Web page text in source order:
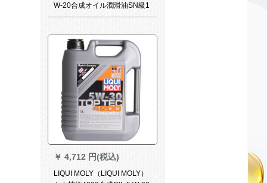
W-20合成オイル潤滑油SN級1
L自動車用品
￥ 4,712 円(税込)
LIQUI MOLY（LIQUI MOLY）